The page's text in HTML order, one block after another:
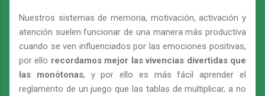
Nuestros sistemas de memoria, motivación, activación y
atención suelen funcionar de una manera más productiva
cuando se ven influenciados por las emociones positivas,
por ello recordamos mejor las vivencias divertidas que
las monótonas, y por ello es más fácil aprender el
reglamento de un juego que las tablas de multiplicar, a no